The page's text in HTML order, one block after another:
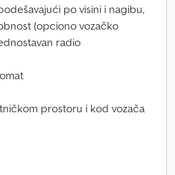
po visini i nagibu,
(opciono vozačko
radio
prostoru i kod vozača